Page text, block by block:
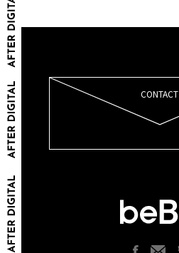
CONTACT